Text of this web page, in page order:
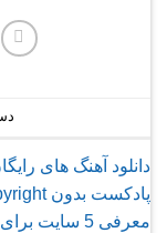
دانلود آهنگ های
معرفی 5 سایت برای دانلود